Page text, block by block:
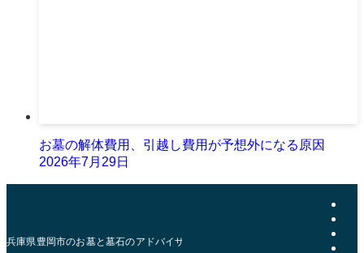
お墓の解体費用、引越し費用が予想外になる原因
2026年7月29日
兵庫県豊岡市のお墓と墓石のアドバイザー | おおきた石材店